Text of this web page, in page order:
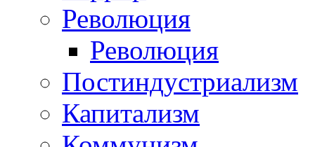
Революция
Революция
Постиндустриализм
Капитализм